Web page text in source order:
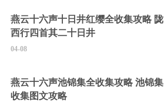
燕云十六声十日井红缨全收集攻略 陇
西行四首其二十日井
04-08
燕云十六声池锦集全收集攻略 池锦集
收集图文攻略